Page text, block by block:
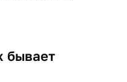
бывает